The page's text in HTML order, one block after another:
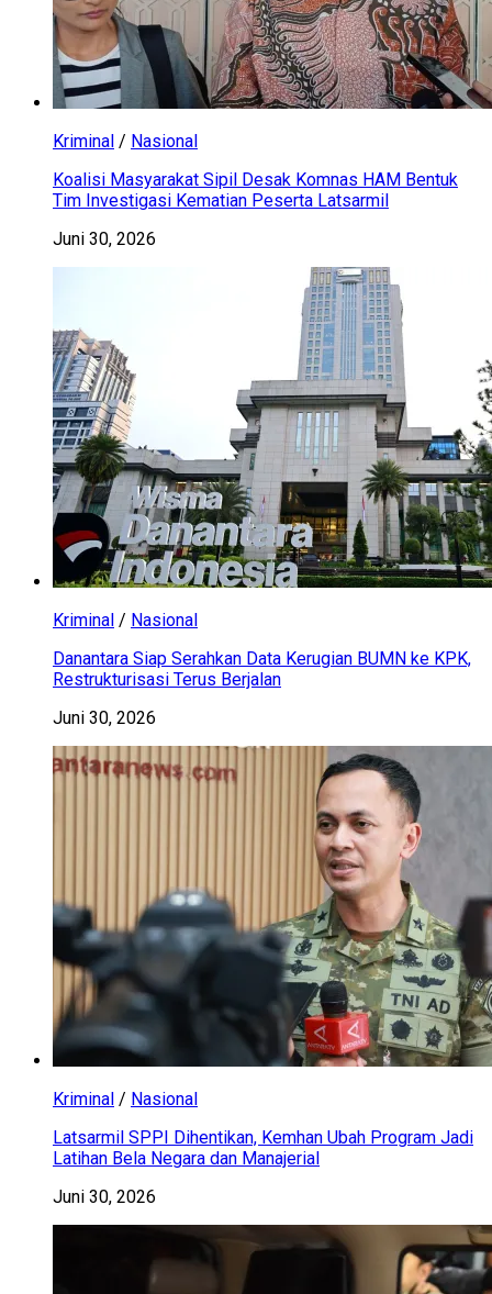
Kriminal / Nasional
Koalisi Masyarakat Sipil Desak Komnas HAM Bentuk
Tim Investigasi Kematian Peserta Latsarmil
Juni 30, 2026
Kriminal / Nasional
Danantara Siap Serahkan Data Kerugian BUMN ke KPK,
Restrukturisasi Terus Berjalan
Juni 30, 2026
Kriminal / Nasional
Latsarmil SPPI Dihentikan, Kemhan Ubah Program Jadi
Latihan Bela Negara dan Manajerial
Juni 30, 2026